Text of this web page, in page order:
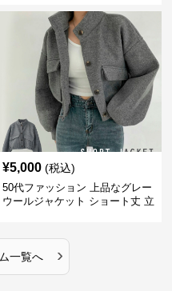
¥5,000 (税込)
50代ファッション 上品なグレー
ウールジャケット ショート丈 立
一覧へ ›